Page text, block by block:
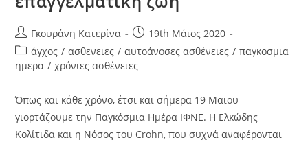
Γκουράνη Κατερίνα
19th Μάιος 2020
άγχος / ασθενειες / αυτοάνοσες ασθένειες / παγκοσμια
ημερα / χρόνιες ασθένειες
Όπως και κάθε χρόνο, έτσι και σήμερα 19 Μαϊου
γιορτάζουμε την Παγκόσμια Ημέρα ΙΦΝΕ. Η Ελκώδης
Κολίτιδα και η Νόσος του Crohn, που συχνά αναφέρονται